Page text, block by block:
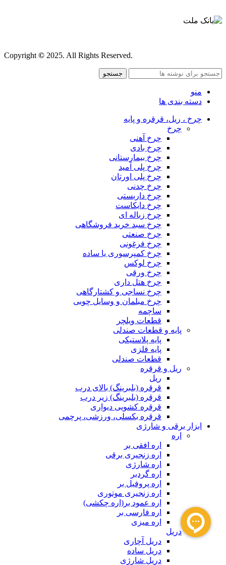
Copyright© 2025. All Rights Reserved.
جستجو
منو
دسته بندی ها
چرخ ، ریل، قرقره و پایه
چرخ
چرخ آهنی
چرخ بادی
چرخ بیمارستانی
چرخ پلی آمید
چرخ پلی اورتان
چرخ چدنی
چرخ داربستی
چرخ دایکاست
چرخ زباله ای
چرخ سبد خرید فروشگاهی
چرخ صنعتی
چرخ فرغونی
چرخ کمپرسوری یا ساده
چرخ لوکس
چرخ ورقی
چرخ هتل داری
چرخ نساجی و کشتارگاهی
چرخ مبلمان و وسایل چوبی
ساچمه
قطعات ویلچر
پایه و قطعات صندلی
پایه پلاستیکی
پایه فلزی
قطعات صندلی
ریل و قرقره
ریل
قرقره (بلبرینگ) بالای درب
قرقره (بلبرینگ) زیر درب
قرقره کشویی دیواری
قرقره بکسلی، ورزشی، پرچمی
ابزار برقی و شارژی
اره
اره افقی بر
اره زنجیری برقی
اره شارژی
اره گردبر
اره پروفیل بر
اره زنجیری موتوری
اره عمود بر(اره چکشی)
اره فارسی بر
اره میزی
دریل
دریل آچاری
دریل ساده
دریل شارژی